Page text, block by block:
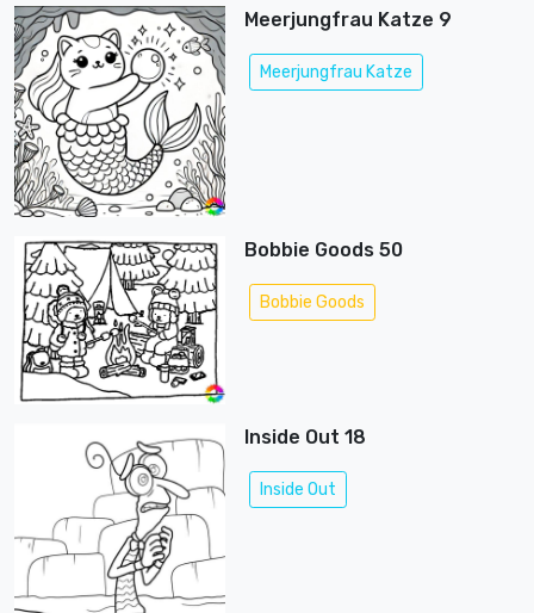
Meerjungfrau Katze 9
Meerjungfrau Katze
Bobbie Goods 50
Bobbie Goods
Inside Out 18
Inside Out